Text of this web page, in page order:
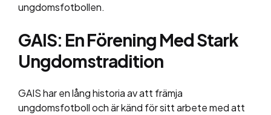
ungdomsfotbollen.
GAIS: En Förening Med Stark
Ungdomstradition
GAIS har en lång historia av att främja
ungdomsfotboll och är känd för sitt arbete med att